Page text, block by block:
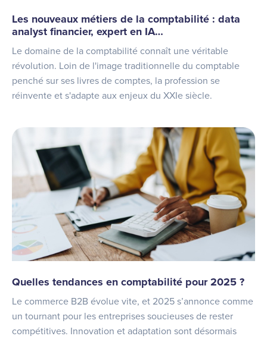
Les nouveaux métiers de la comptabilité : data
analyst financier, expert en IA…
Le domaine de la comptabilité connaît une véritable
révolution. Loin de l'image traditionnelle du comptable
penché sur ses livres de comptes, la profession se
réinvente et s'adapte aux enjeux du XXIe siècle.
Quelles tendances en comptabilité pour 2025 ?
Le commerce B2B évolue vite, et 2025 s’annonce comme
un tournant pour les entreprises soucieuses de rester
compétitives. Innovation et adaptation sont désormais